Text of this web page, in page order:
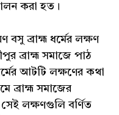
করা হত।
ব্রাহ্ম ধর্মের লক্ষণ
ব্রাহ্ম সমাজে পাঠ
আটটি লক্ষণের কথা
ব্রাহ্ম সমাজের
লক্ষণগুলি বর্ণিত